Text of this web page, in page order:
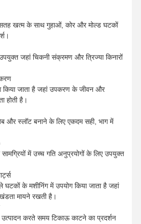
30 50 100 पाउंड 20
खत्म के साथ गुहाओं, कोर और मोल्ड घटकों
जहां चिकनी संक्रमण और त्रिज्या किनारों
किया जाता है जहां उपकरण के जीवन और
होती है।
और स्लॉट बनाने के लिए एकदम सही, भाग में
में उच्च गति अनुप्रयोगों के लिए उपयुक्त
घटकों के मशीनिंग में उपयोग किया जाता है जहां
मायने रखती है।
करते समय टिकाऊ काटने का प्रदर्शन